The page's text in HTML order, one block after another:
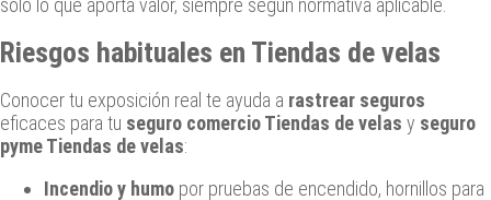
solo lo que aporta valor, siempre según normativa aplicable.
Riesgos habituales en Tiendas de velas
Conocer tu exposición real te ayuda a rastrear seguros
eficaces para tu seguro comercio Tiendas de velas y seguro
pyme Tiendas de velas:
Incendio y humo por pruebas de encendido, hornillos para